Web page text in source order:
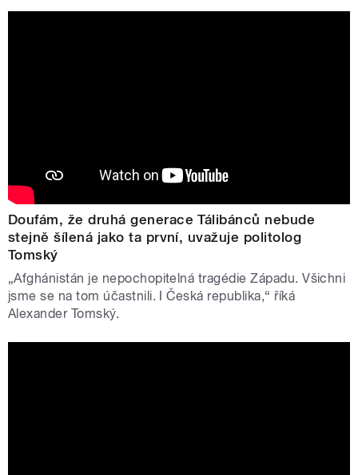
Doufám, že druhá generace Tálibánců nebude
stejně šílená jako ta první, uvažuje politolog
Tomský
„Afghánistán je nepochopitelná tragédie Západu. Všichni
jsme se na tom účastnili. I Česká republika,“ říká
Alexander Tomský.